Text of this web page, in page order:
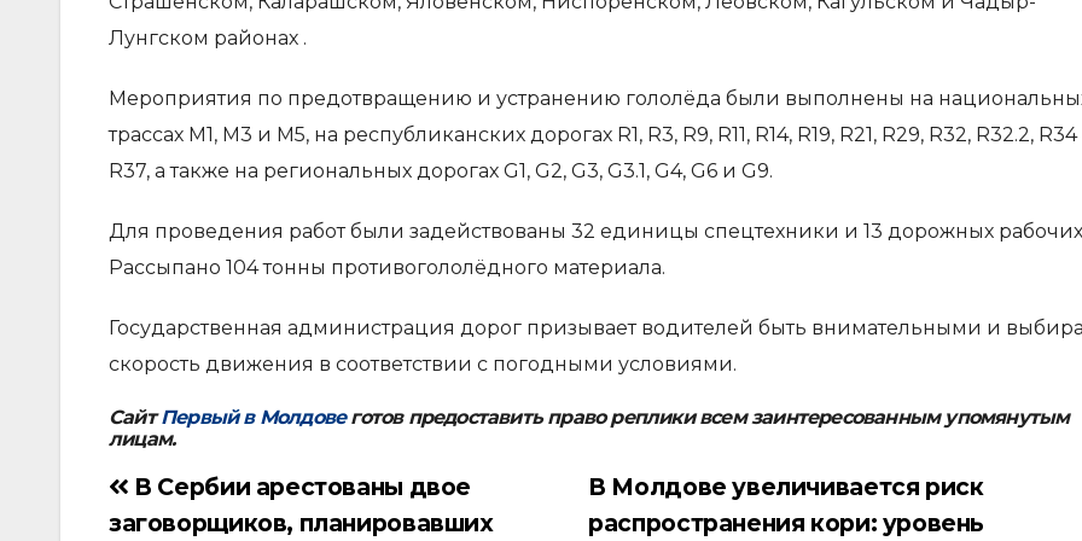
Лунгском районах .
Мероприятия по предотвращению и устранению гололёда были выполнены на
трассах M1, M3 и M5, на республиканских дорогах R1, R3, R9, R11, R14, R19, R21, R29, R32, R32.2, R34
R37, а также на региональных дорогах G1, G2, G3, G3.1, G4, G6 и G9.
Для проведения работ были задействованы 32 единицы спецтехники и 13 дорожных
Рассыпано 104 тонны противогололёдного материала.
Государственная администрация дорог призывает водителей быть внимательными и
скорость движения в соответствии с погодными условиями.
СайтПервый в Молдовеготов предоставить право реплики всем заинтересованным упомянутым
лицам.
Навигация
В Молдове увеличивается риск
распространения кори: уровень
В Сербии арестованы двое
заговорщиков, планировавших